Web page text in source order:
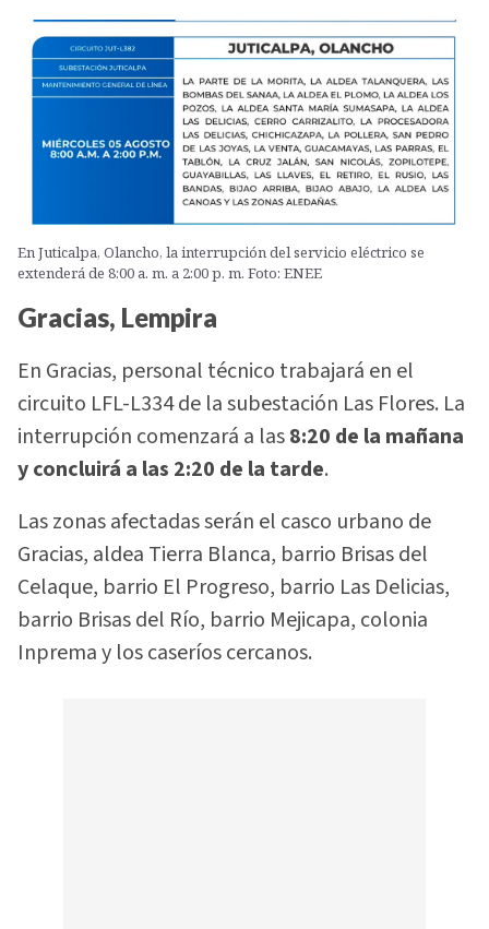
En Juticalpa, Olancho, la interrupción del servicio eléctrico se
extenderá de 8:00 a. m. a 2:00 p. m. Foto: ENEE
Gracias, Lempira
En Gracias, personal técnico trabajará en el
circuito LFL-L334 de la subestación Las Flores. La
interrupción comenzará a las8:20 de la mañana
y concluirá a las 2:20 de la tarde.
Las zonas afectadas serán el casco urbano de
Gracias, aldea Tierra Blanca, barrio Brisas del
Celaque, barrio El Progreso, barrio Las Delicias,
barrio Brisas del Río, barrio Mejicapa, colonia
Inprema y los caseríos cercanos.